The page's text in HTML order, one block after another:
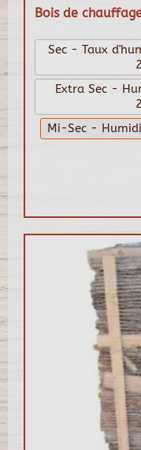
Bois de
Sec - Taux
Extra Sec -
Mi-Sec -